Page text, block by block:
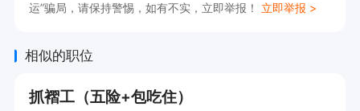
运”骗局，请保持警惕，如有不实，立即举报！ 立即举报 >
相似的职位
抓褶工（五险+包吃住）